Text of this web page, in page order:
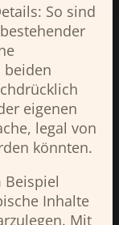
So sind
beiden
eigenen
legal von
könnten.
Beispiel
Inhalte
Mit